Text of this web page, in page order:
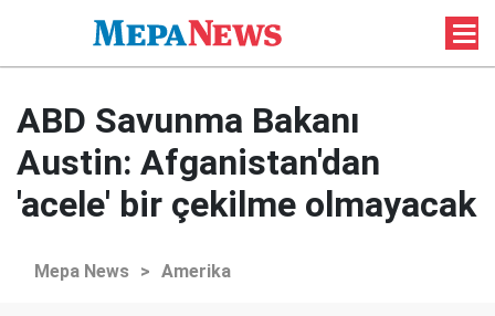
ABD Savunma Bakanı
Austin: Afganistan'dan
'acele' bir çekilme olmayacak
Mepa News > Amerika